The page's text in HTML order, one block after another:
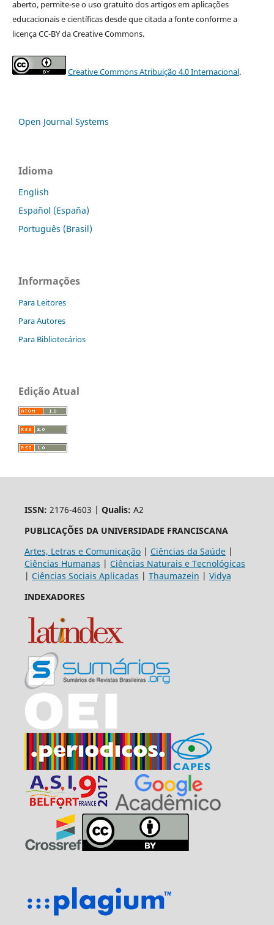
aberto, permite-se o uso gratuito dos artigos em aplicações
educacionais e científicas desde que citada a fonte conforme a
licença CC-BY da Creative Commons.
Creative Commons Atribuição 4.0 Internacional.
Open Journal Systems
Idioma
English
Español (España)
Português (Brasil)
Informações
Para Leitores
Para Autores
Para Bibliotecários
Edição Atual
ISSN: 2176-4603 | Qualis: A2
PUBLICAÇÕES DA UNIVERSIDADE FRANCISCANA
Artes, Letras e Comunicação| Ciências da Saúde|
Ciências Humanas | Ciências Naturais e Tecnológicas
| Ciências Sociais Aplicadas | Thaumazein | Vidya
INDEXADORES